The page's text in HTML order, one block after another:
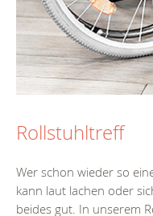
Rollstuhltreff
Wer schon wieder so
kann laut lachen oder
beides gut. In unserem